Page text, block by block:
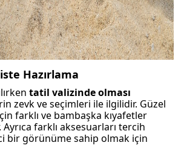
Hazırlama
tatil valizinde olması
zevk ve seçimleri ile ilgilidir. Güzel
farklı ve bambaşka kıyafetler
farklı aksesuarları tercih
bir görünüme sahip olmak için